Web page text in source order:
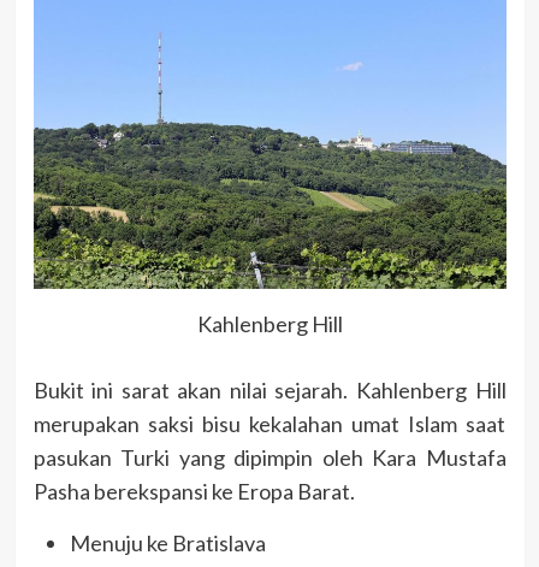
Kahlenberg Hill
Bukit ini sarat akan nilai sejarah. Kahlenberg Hill
merupakan saksi bisu kekalahan umat Islam saat
pasukan Turki yang dipimpin oleh Kara Mustafa
Pasha berekspansi ke Eropa Barat.
Menuju ke Bratislava